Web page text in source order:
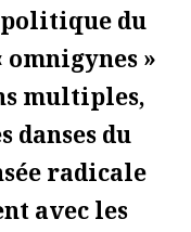
politique du
»
multiples,
danses du
radicale
avec les